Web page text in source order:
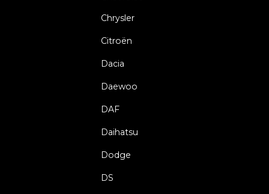
Chrysler
Citroën
Dacia
Daewoo
DAF
Daihatsu
Dodge
DS